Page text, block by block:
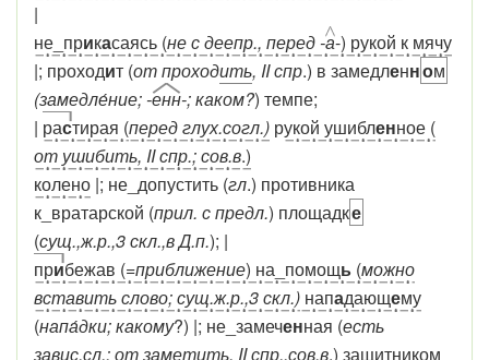
|
не_прикасаясь (не с деепр., перед -а-) рукой к мячу
|; проходит (от проходить, II спр.) в замедленном
(замедле́ние; -енн-; каком?) темпе;
| растирая (перед глух.согл.) рукой ушибленное (
от ушибить, II спр.; сов.в.)
колено |; не_допустить (гл.) противника
к_вратарской (прил. с предл.) площадке
(сущ.,ж.р.,3скл.,в Д.п.); |
прибежав (=приближение) на_помощь (можно
вставить слово; сущ.ж.р.,3 скл.) нападающему
(напа́дки; какому?) |; не_замеченная (есть
завис.сл.; от заметить, IIспр.,сов.в.) защитником